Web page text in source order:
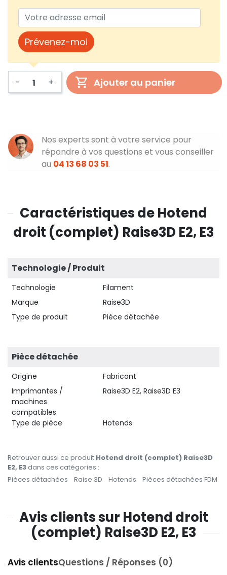
Prévenez-moi
- + Ajouter au panier
Nos experts sont à votre service pour
répondre à vos questions et vous conseiller
au 04 13 68 03 51.
Caractéristiques de Hotend
droit (complet) Raise3D E2, E3
Technologie / Produit
Technologie
Filament
Marque
Raise3D
Type de produit
Pièce détachée
Pièce détachée
Origine
Fabricant
Imprimantes /
machines
compatibles
Raise3D E2, Raise3D E3
Type de pièce Hotends
Retrouver aussi ce produit Hotend droit (complet) Raise3D
E2, E3dans ces catégories :
Pièces détachées
Raise 3D Hotends Pièces détachées FDM
Avis clients sur Hotend droit
(complet) Raise3D E2, E3
Avis clientsQuestions / Réponses (0)